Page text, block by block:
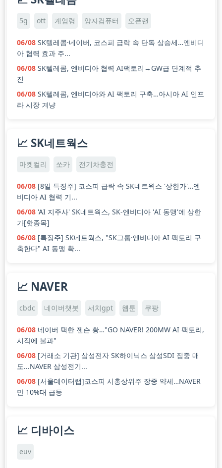
5g ott 계엄령 양자컴퓨터 오픈랜
06/08 SK텔레콤·네이버, 코스피 급락 속 단독 상승세…엔비디
아 협력 효과 주...
06/08 SK텔레콤, 엔비디아 협력 AI팩토리→GW급 단계적 추
진
06/08 SK텔레콤, 엔비디아와 AI 팩토리 구축…아시아 AI 인프
라 시장 겨냥
📈 SK네트웍스
마켓컬리 쏘카 전기차충전
06/08 [8일 특징주] 코스피 급락 속 SK네트웍스 '상한가'…엔
비디아 AI 협력 기...
06/08 'AI 지주사' SK네트웍스, SK-엔비디아 'AI 동맹'에 상한
가[핫종목]
06/08 [특징주] SK네트웍스, "SK그룹·엔비디아 AI 팩토리 구
축한다" AI 동맹 확...
📈 NAVER
cbdc 네이버챗봇 서치gpt 웹툰 쿠팡
06/08 네이버 택한 젠슨 황…"GO NAVER! 200MW AI 팩토리,
시작에 불과"
06/08 [거래소 기관] 삼성전자 SK하이닉스 삼성SDI 집중 매
도...NAVER 삼성전기...
06/08 [서울데이터랩]코스피 시총상위주 장중 약세…NAVER
만 10%대 급등
📈 디바이스
euv